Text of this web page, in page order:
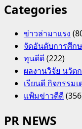
Categories
ข่าวล่ามาแรง
จัดอันดับการศึก
ทุนดีดี(222)
ผลงานวิจัย นวัต
เรียนดี กิจกรรมเ
แฟ้มข่าวดีดี
PR NEWS